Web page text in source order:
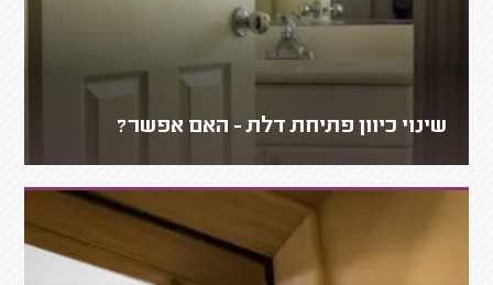
שינוי כיוון פתיחת דלת - האם אפשר?